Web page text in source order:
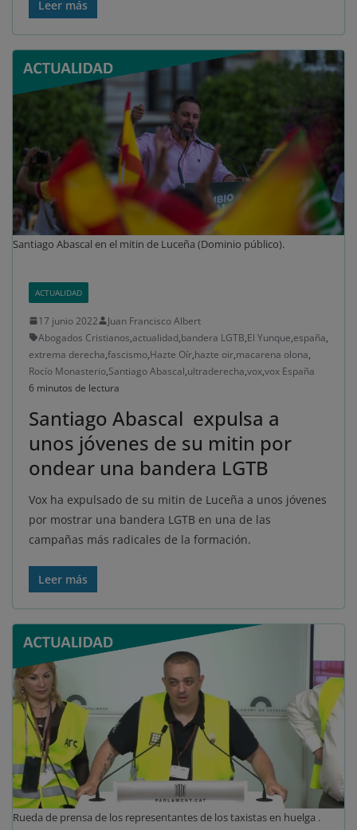
Leer más
Santiago Abascal en el mitin de Luceña (Dominio público).
ACTUALIDAD
17 junio 2022
Juan Francisco Albert
Abogados Cristianos,actualidad,bandera LGTB,El Yunque,españa,
extrema derecha,fascismo,Hazte Oír,hazte oir,macarena olona,
Rocío Monasterio,Santiago Abascal,ultraderecha,vox,vox España
6 minutos de lectura
Santiago Abascal expulsa a
unos jóvenes de su mitin por
ondear una bandera LGTB
Vox ha expulsado de su mitin de Luceña a unos jóvenes
por mostrar una bandera LGTB en una de las
campañas más radicales de la formación.
Leer más
Rueda de prensa de los representantes de los taxistas en huelga .